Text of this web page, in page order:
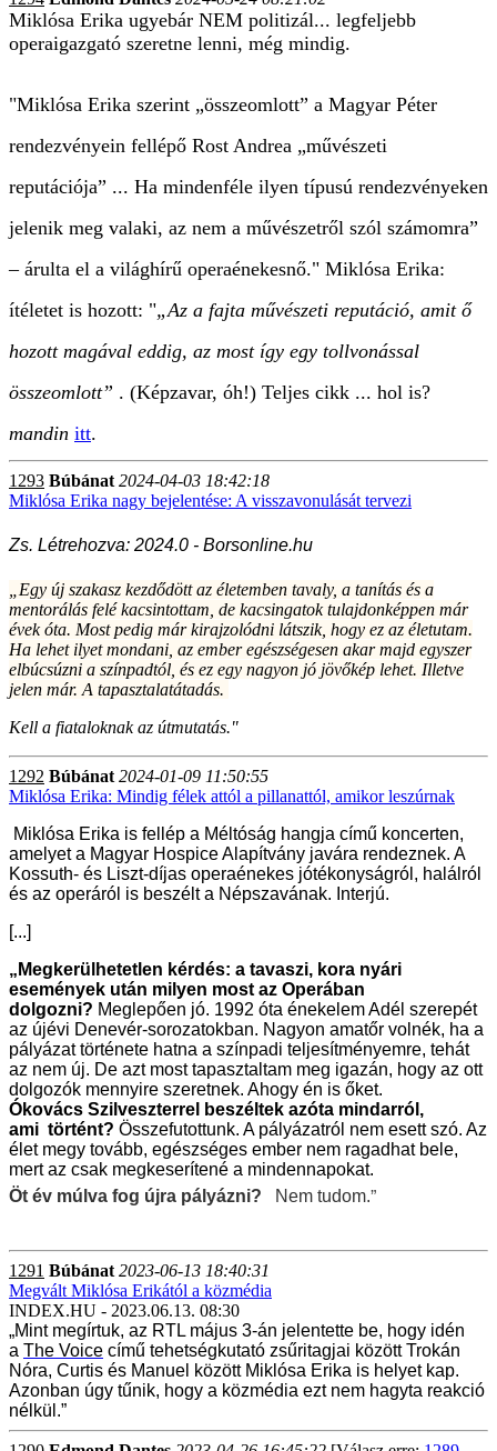
Miklósa Erika ugyebár NEM politizál... legfeljebb
operaigazgató szeretne lenni, még mindig.
"Miklósa Erika szerint „összeomlott” a Magyar Péter
rendezvényein fellépő Rost Andrea „művészeti
reputációja” ... Ha mindenféle ilyen típusú rendezvényeken
jelenik meg valaki, az nem a művészetről szól számomra”
– árulta el a világhírű operaénekesnő." Miklósa Erika:
ítéletet is hozott: "„Az a fajta művészeti reputáció, amit ő
hozott magával eddig, az most így egy tollvonással
összeomlott” . (Képzavar, óh!) Teljes cikk ... hol is?
mandin itt.
1293 Búbánat 2024-04-03 18:42:18
Miklósa Erika nagy bejelentése: A visszavonulását tervezi
Zs. Létrehozva: 2024.0 - Borsonline.hu
„Egy új szakasz kezdődött az életemben tavaly, a tanítás és a
mentorálás felé kacsintottam, de kacsingatok tulajdonképpen már
évek óta. Most pedig már kirajzolódni látszik, hogy ez az életutam.
Ha lehet ilyet mondani, az ember egészségesen akar majd egyszer
elbúcsúzni a színpadtól, és ez egy nagyon jó jövőkép lehet. Illetve
jelen már. A tapasztalatátadás.
Kell a fiataloknak az útmutatás."
1292 Búbánat 2024-01-09 11:50:55
Miklósa Erika: Mindig félek attól a pillanattól, amikor leszúrnak
Miklósa Erika is fellép a Méltóság hangja című koncerten,
amelyet a Magyar Hospice Alapítvány javára rendeznek. A
Kossuth- és Liszt-díjas operaénekes jótékonyságról, halálról
és az operáról is beszélt a Népszavának. Interjú.
[...]
„Megkerülhetetlen kérdés: a tavaszi, kora nyári
események után milyen most az Operában
dolgozni? Meglepően jó. 1992 óta énekelem Adél szerepét
az újévi Denevér-sorozatokban. Nagyon amatőr volnék, ha a
pályázattörténete hatna a színpadi teljesítményemre, tehát
az nem új. De azt most tapasztaltam meg igazán, hogy az ott
dolgozók mennyire szeretnek. Ahogy én is őket.
Ókovács Szilveszterrel beszéltek azóta mindarról,
ami történt? Összefutottunk. A pályázatról nem esett szó. Az
élet megy tovább, egészséges ember nem ragadhat bele,
mert az csak megkeserítené a mindennapokat.
Öt év múlva fog újra pályázni?
Nem tudom.”
1291 Búbánat 2023-06-13 18:40:31
Megvált Miklósa Erikától a közmédia
INDEX.HU - 2023.06.13. 08:30
„Mint megírtuk, az RTL május 3-án jelentette be, hogy idén
a The Voice című tehetségkutató zsűritagjai között Trokán
Nóra, Curtis és Manuel között Miklósa Erika is helyet kap.
Azonban úgy tűnik, hogy a közmédia ezt nem hagyta reakció
nélkül.”